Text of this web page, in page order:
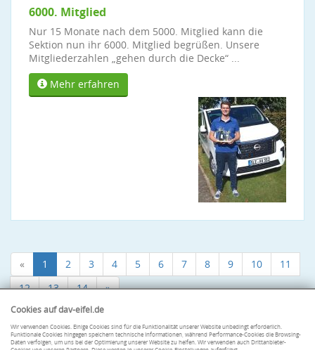
6000. Mitglied
Nur 15 Monate nach dem 5000. Mitglied kann die
Sektion nun ihr 6000. Mitglied begrüßen. Unsere
Mitgliederzahlen „gehen durch die Decke“ ...
Mehr erfahren
« 1 2 3 4 5 6 7 8 9 10
11
12
13 14 »
Cookies auf dav-eifel.de
Wir verwenden Cookies. Einige Cookies sind für die Funktionalität unserer Website unbedingt erforderlich.
Funktionale Cookies hingegen speichern technische Informationen, während Performance-Cookies die Browsing-
Daten verfolgen, um uns bei der Optimierung unserer Website zu helfen. Wir verwenden auch Drittanbieter-